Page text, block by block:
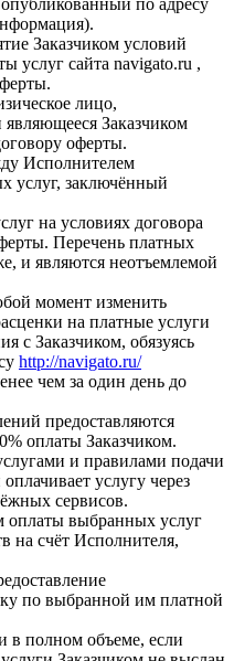
Заказчиком условий
услуг сайта navigato.ru ,
лицо,
Заказчиком
оферты.
Исполнителем
услуг, заключённый
на условиях договора
Перечень платных
и являются неотъемлемой
момент изменить
на платные услуги
с Заказчиком, обязуясь
http://navigato.ru/
чем за один день до
предоставляются
оплаты Заказчиком.
и правилами подачи
услугу через
сервисов.
оплаты выбранных услуг
на счёт Исполнителя,
по выбранной им платной
в полном объеме, если